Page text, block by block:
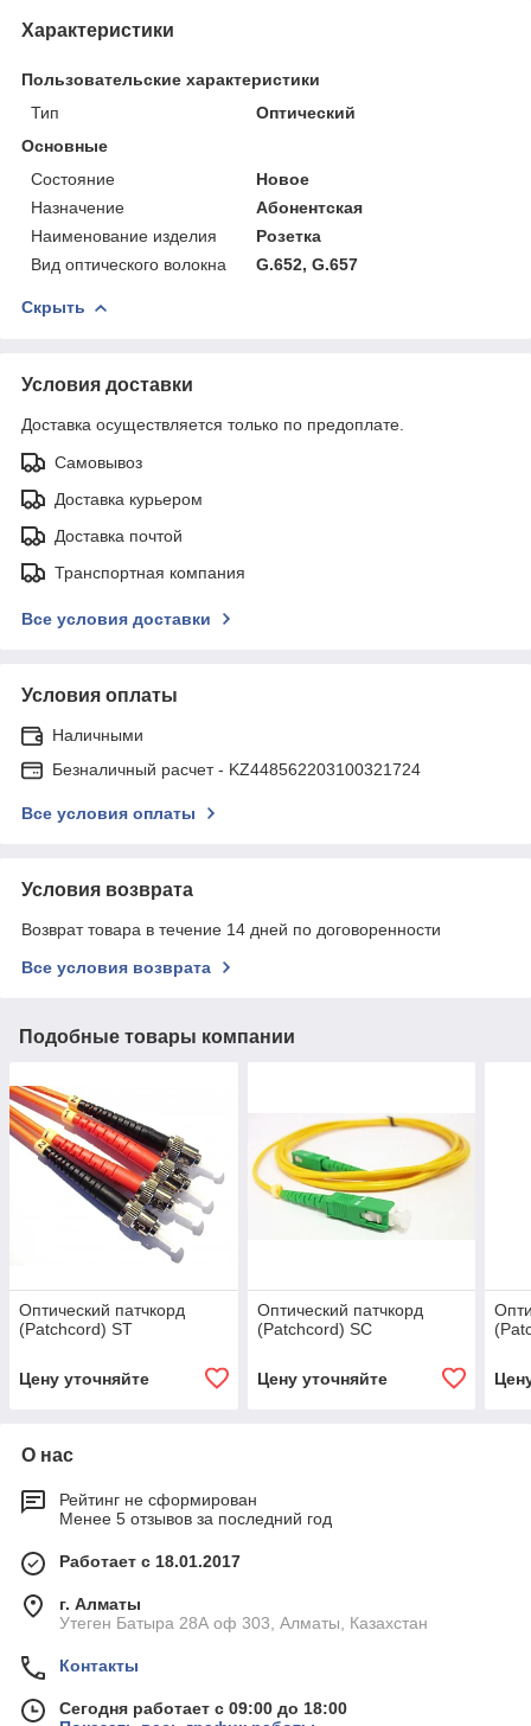
Характеристики
Пользовательские характеристики
Тип
Оптический
Основные
Состояние
Новое
Назначение
Абонентская
Наименование изделия
Розетка
Вид оптического волокна
G.652, G.657
Скрыть
Условия доставки
Доставка осуществляется только по предоплате.
Самовывоз
Доставка курьером
Доставка почтой
Транспортная компания
Все условия доставки
Условия оплаты
Наличными
Безналичный расчет - KZ448562203100321724
Все условия оплаты
Условия возврата
Возврат товара в течение 14 дней по договоренности
Все условия возврата
Подобные товары компании
Оптический патчкорд
(Patchcord) ST
Цену уточняйте
Оптический патчкорд
(Patchcord) SC
Цену уточняйте
О нас
Рейтинг не сформирован
Менее 5 отзывов за последний год
Работает с 18.01.2017
г. Алматы
Утеген Батыра 28А оф 303, Алматы, Казахстан
Контакты
Сегодня работает с 09:00 до 18:00